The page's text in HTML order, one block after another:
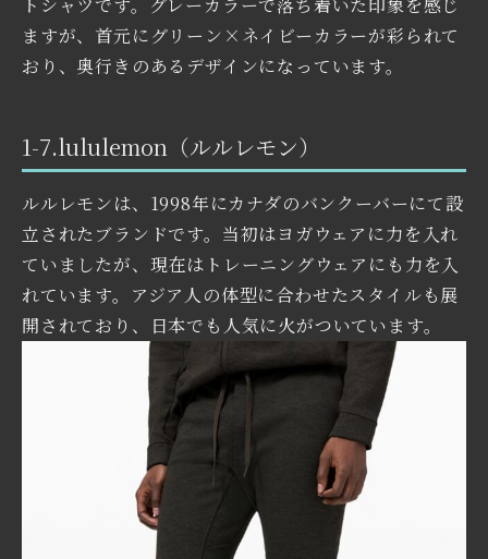
トシャツです。グレーカラーで落ち着いた印象を感じ
ますが、首元にグリーン×ネイビーカラーが彩られて
おり、奥行きのあるデザインになっています。
1-7.lululemon（ルルレモン）
ルルレモンは、1998年にカナダのバンクーバーにて設
立されたブランドです。当初はヨガウェアに力を入れ
ていましたが、現在はトレーニングウェアにも力を入
れています。アジア人の体型に合わせたスタイルも展
開されており、日本でも人気に火がついています。